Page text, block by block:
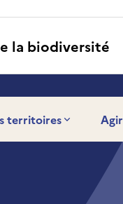
la biodiversité
territoires Agir